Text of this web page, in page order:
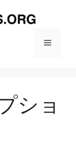
メ
ュ
ショ